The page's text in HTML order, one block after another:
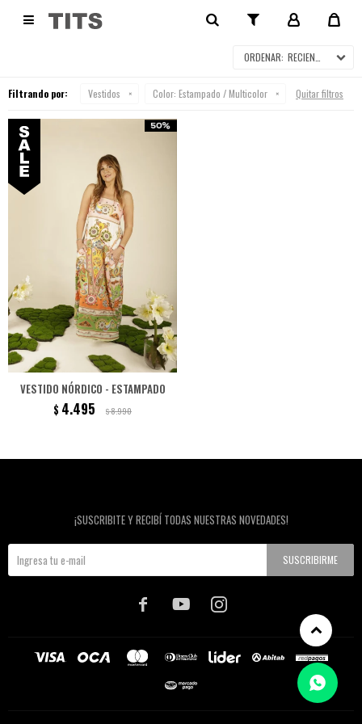
 VESTIDOS EN SALE
RECIENTES
Filtrando por: Vestidos Color: Estampado / Multicolor Quitar filtros
VESTIDO NÓRDICO - ESTAMPADO
$ 4.495 $8.990
¡SUSCRIBITE Y RECIBÍ TODAS NUESTRAS NOVEDADES!
SUSCRIBIRME
  